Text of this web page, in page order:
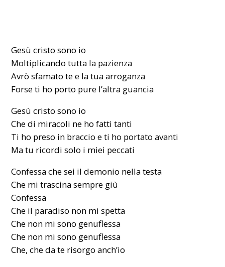
Gesù cristo sono io
Moltiplicando tutta la pazienza
Avrò sfamato te e la tua arroganza
Forse ti ho porto pure l’altra guancia
Gesù cristo sono io
Che di miracoli ne ho fatti tanti
Ti ho preso in braccio e ti ho portato avanti
Ma tu ricordi solo i miei peccati
Confessa che sei il demonio nella testa
Che mi trascina sempre giù
Confessa
Che il paradiso non mi spetta
Che non mi sono genuflessa
Che non mi sono genuflessa
Che, che da te risorgo anch’io